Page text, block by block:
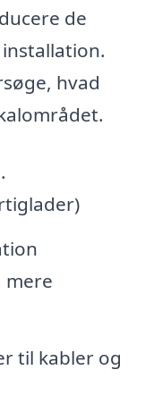
de
hvad
mere
til kabler og